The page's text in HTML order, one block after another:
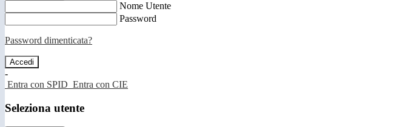
Nome Utente
Password
Password dimenticata?
-
Entra con SPID Entra con CIE
Seleziona utente